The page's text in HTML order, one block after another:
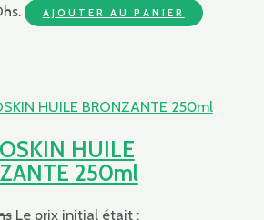
AJOUTER AU PANIER
HUILE
250ml
Le prix initial était :